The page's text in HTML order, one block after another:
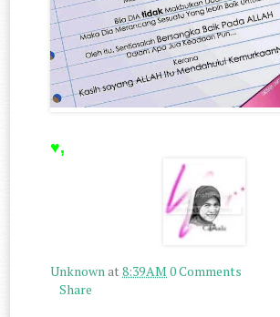
♥,
Unknownat8:39 AM 0 Comments
Share